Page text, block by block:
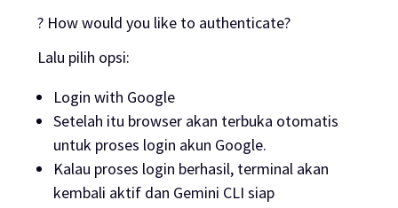
? How would you like to authenticate?
Lalu pilih opsi:
Login with Google
Setelah itu browser akan terbuka otomatis
untuk proses login akun Google.
Kalau proses login berhasil, terminal akan
kembali aktif dan Gemini CLI siap